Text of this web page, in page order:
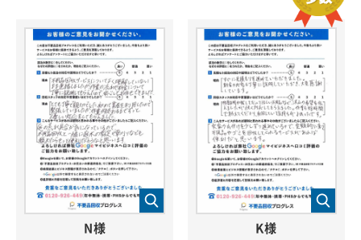
N様 K様